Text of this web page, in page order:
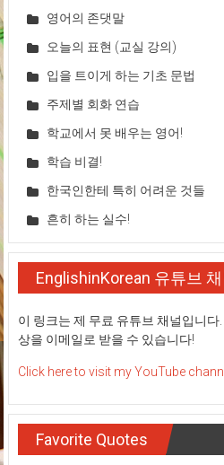
영어의 존댓말
오늘의 표현 (교실 강의)
입을 트이게 하는 기초 문법
주제별 회화 연습
학교에서 못 배우는 영어!
학습 비결!
한국인한테 특히 어려운 것들
흔히 하는 실수!
EnglishinKorean 유튜브
이 링크는 제 무료 유튜브 채널입니
상을 이메일로 받을 수 있습니다!
Click here to visit my YouTube
Favorite Quotes